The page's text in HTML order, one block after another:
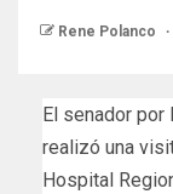
Rene Polanco
El senador por
realizó una
Hospital